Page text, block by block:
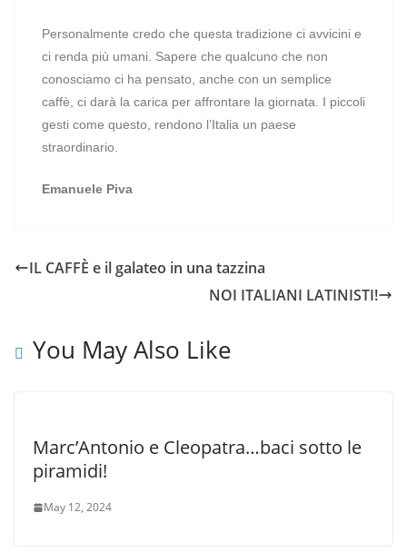
Personalmente credo che questa tradizione ci avvicini e
ci renda più umani. Sapere che qualcuno che non
conosciamo ci ha pensato, anche con un semplice
caffè, ci darà la carica per affrontare la giornata. I piccoli
gesti come questo, rendono l’Italia un paese
straordinario.
Emanuele Piva
IL CAFFÈ e il galateo in una tazzina
NOI ITALIANI LATINISTI!
You May Also Like
Marc’Antonio e Cleopatra…baci sotto le
piramidi!
May 12, 2024